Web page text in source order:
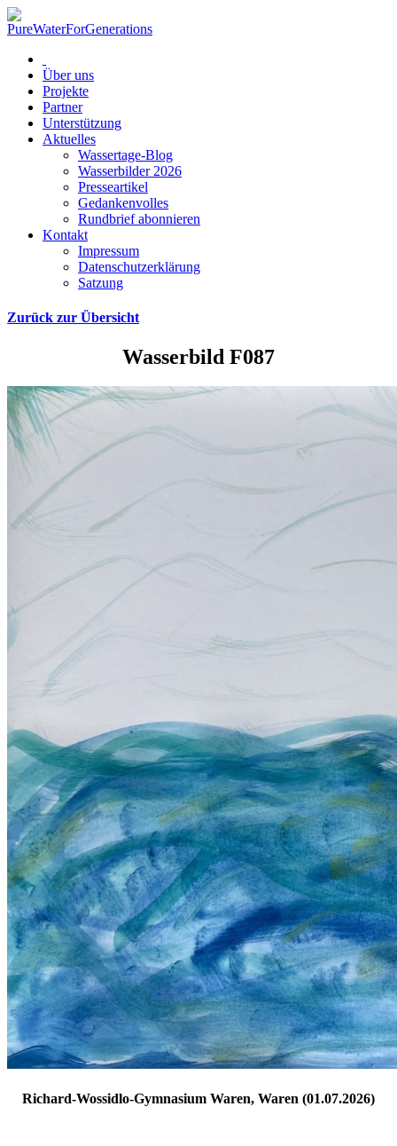
Über uns
Projekte
Partner
Unterstützung
Aktuelles
Wassertage-Blog
Wasserbilder 2026
Presseartikel
Gedankenvolles
Rundbrief abonnieren
Kontakt
Impressum
Datenschutzerklärung
Satzung
Zurück zur Übersicht
Wasserbild F087
Richard-Wossidlo-Gymnasium Waren, Waren (01.07.2026)